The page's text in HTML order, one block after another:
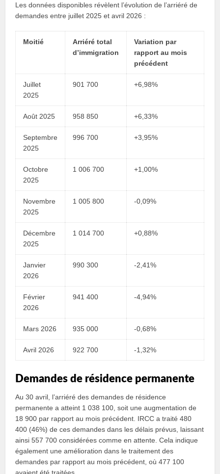
Les données disponibles révèlent l’évolution de l’arriéré de
demandes entre juillet 2025 et avril 2026 :
Moitié
Arriéré total
d’immigration
Variation par
rapport au mois
précédent
Juillet
2025
901 700 +6,98%
Août 2025 958 850 +6,33%
Septembre
2025
996 700 +3,95%
Octobre
2025
1 006 700 +1,00%
Novembre
2025
1 005 800 -0,09%
Décembre
2025
1 014 700 +0,88%
Janvier
2026
990 300 -2,41%
Février
2026
941 400 -4,94%
Mars 2026 935 000 -0,68%
Avril 2026 922 700 -1,32%
Demandes de résidence permanente
Au 30 avril, l’arriéré des demandes de résidence
permanente a atteint 1 038 100, soit une augmentation de
18 900 par rapport au mois précédent. IRCC a traité 480
400 (46%) de ces demandes dans les délais prévus, laissant
ainsi 557 700 considérées comme en attente. Cela indique
également une amélioration dans le traitement des
demandes par rapport au mois précédent, où 477 100